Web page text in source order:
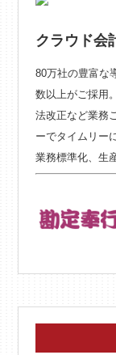
クラウド会
80万社の豊富な
数以上がご採用。
法改正など業務
ーでタイムリー
業務標準化、生